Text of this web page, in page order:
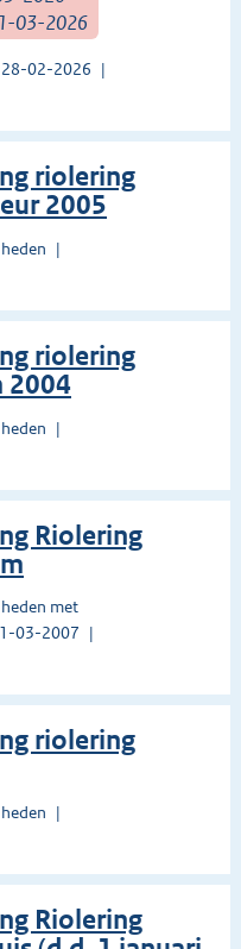
03-2026
02-2026
riolering
2005
riolering
2004
Riolering
met
03-2007
riolering
Riolering